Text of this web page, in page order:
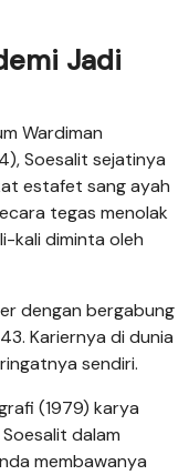
Jadi
Wardiman
Soesalit sejatinya
estafet sang ayah
tegas menolak
kali diminta oleh
dengan bergabung
Kariernya di dunia
sendiri.
(1979) karya
dalam
membawanya